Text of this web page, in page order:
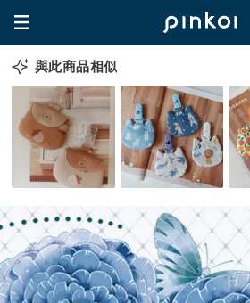
與此商品相似